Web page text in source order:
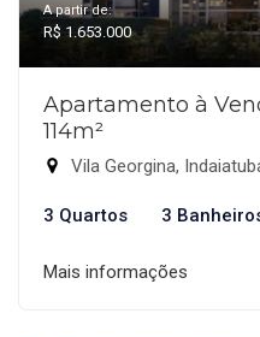
A partir de:
R$ 1.653.000
Apartamento à
114m²
Vila Georgina,
3 Quartos 3
Mais informações